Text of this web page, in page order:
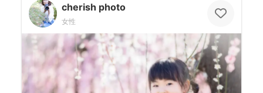
cherish photo
女性